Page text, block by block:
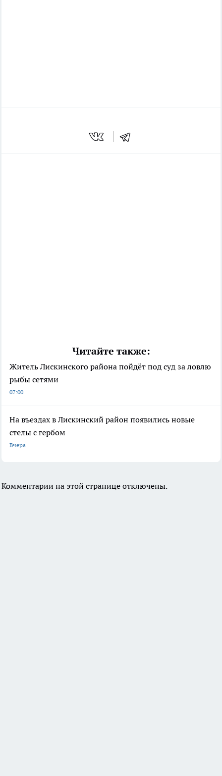
Читайте также:
Житель Лискинского района пойдёт под суд за ловлю
рыбы сетями
07:00
На въездах в Лискинский район появились новые
стелы с гербом
Вчера
Комментарии на этой странице отключены.